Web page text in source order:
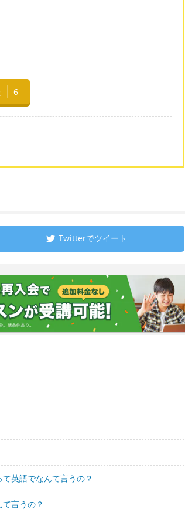
6
Twitterでツイート
英語でなんて言うの？
言うの？